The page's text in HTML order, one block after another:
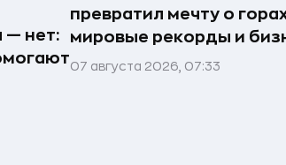
— нет:
превратил мечту о
мировые рекорды и
07 августа 2026, 07:33